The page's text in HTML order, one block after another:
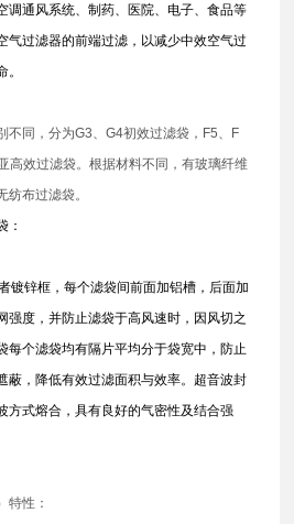
调通风系统、制药、医院、电子、食品等
气过滤器的前端过滤，以减少中效空气过
不同，分为G3、G4初效过滤袋，F5、F
高效过滤袋。根据材料不同，有玻璃纤维
纺布过滤袋。
：
镀锌框，每个滤袋间前面加铝槽，后面加
强度，并防止滤袋于高风速时，因风切之
每个滤袋均有隔片平均分于袋宽中，防止
蔽，降低有效过滤面积与效率。超音波封
方式熔合，具有良好的气密性及结合强
特性：